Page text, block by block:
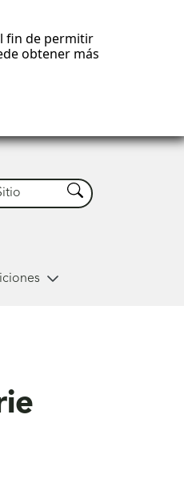
fin de permitir
obtener más
Buscar